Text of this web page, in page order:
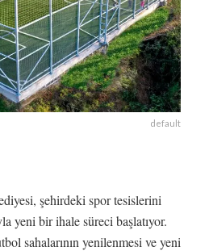
default
şehirdeki spor tesislerini
yeni bir ihale süreci başlatıyor.
sahalarının yenilenmesi ve yeni